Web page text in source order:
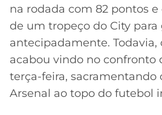
na rodada com 82 pontos
de um tropeço do City para
antecipadamente. Todavia,
acabou vindo no confronto
terça-feira, sacramentando
Arsenal ao topo do futebol